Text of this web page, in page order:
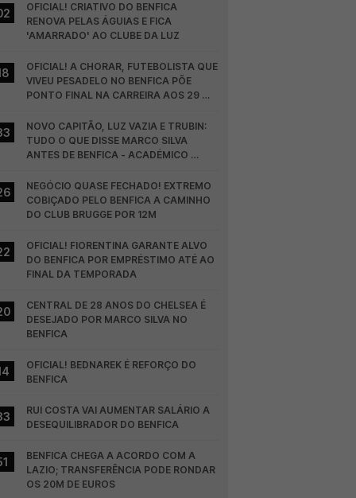
OFICIAL! CRIATIVO DO BENFICA
RENOVA PELAS ÁGUIAS E FICA
'AMARRADO' AO CLUBE DA LUZ
OFICIAL! A CHORAR, FUTEBOLISTA QUE
VIVEU PESADELO NO BENFICA PÕE
PONTO FINAL NA CARREIRA AOS 29
NOVO CAPITÃO, LUZ VAZIA E TRUBIN:
TUDO O QUE DISSE MARCO SILVA
ANTES DE BENFICA - ACADÉMICO
NEGÓCIO QUASE FECHADO! EXTREMO
COBIÇADO PELO BENFICA A CAMINHO
DO CLUB BRUGGE POR 12M
OFICIAL! FIORENTINA GARANTE ALVO
DO BENFICA POR EMPRÉSTIMO ATÉ AO
FINAL DA TEMPORADA
CENTRAL DE 28 ANOS DO CHELSEA É
DESEJADO POR MARCO SILVA NO
BENFICA
OFICIAL! BEDNAREK É REFORÇO DO
BENFICA
RUI COSTA VAI AUMENTAR SALÁRIO A
DESEQUILIBRADOR DO BENFICA
BENFICA CHEGA A ACORDO COM A
LAZIO; TRANSFERÊNCIA PODE RONDAR
OS 20M DE EUROS